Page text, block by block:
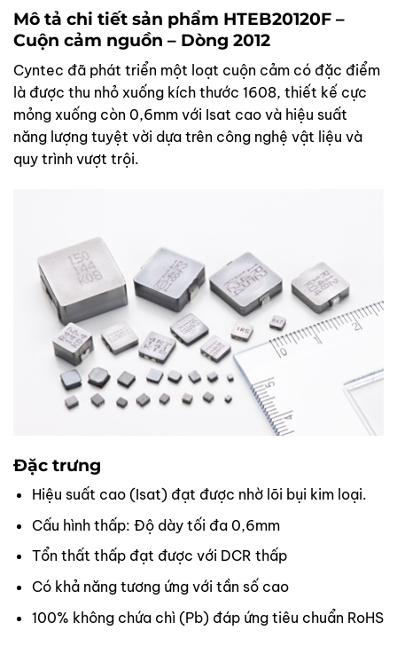
Mô tả chi tiết sản phẩm HTEB20120F –
Cuộn cảm nguồn – Dòng 2012
Cyntec đã phát triển một loạt cuộn cảm có đặc điểm
là được thu nhỏ xuống kích thước 1608, thiết kế cực
mỏng xuống còn 0,6mm với Isat cao và hiệu suất
năng lượng tuyệt vời dựa trên công nghệ vật liệu và
quy trình vượt trội.
Đặc trưng
Hiệu suất cao (Isat) đạt được nhờ lõi bụi kim loại.
Cấu hình thấp: Độ dày tối đa 0,6mm
Tổn thất thấp đạt được với DCR thấp
Có khả năng tương ứng với tần số cao
100% không chứa chì (Pb) đáp ứng tiêu chuẩn RoHS